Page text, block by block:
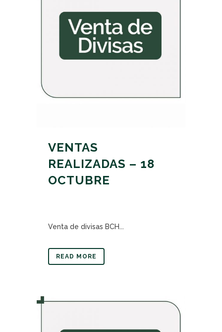
VENTAS
REALIZADAS – 18
OCTUBRE
Venta de divisas BCH...
READ MORE